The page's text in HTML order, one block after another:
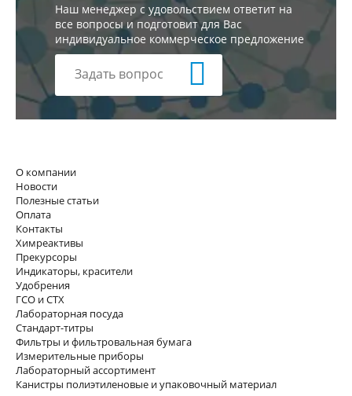
Наш менеджер с удовольствием ответит на
все вопросы и подготовит для Вас
индивидуальное коммерческое предложение
Задать вопрос
О компании
Новости
Полезные статьи
Оплата
Контакты
Химреактивы
Прекурсоры
Индикаторы, красители
Удобрения
ГСО и СТХ
Лабораторная посуда
Стандарт-титры
Фильтры и фильтровальная бумага
Измерительные приборы
Лабораторный ассортимент
Канистры полиэтиленовые и упаковочный материал